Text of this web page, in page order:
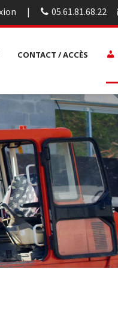
05.61.81.68.22
CONTACT / ACCÈS